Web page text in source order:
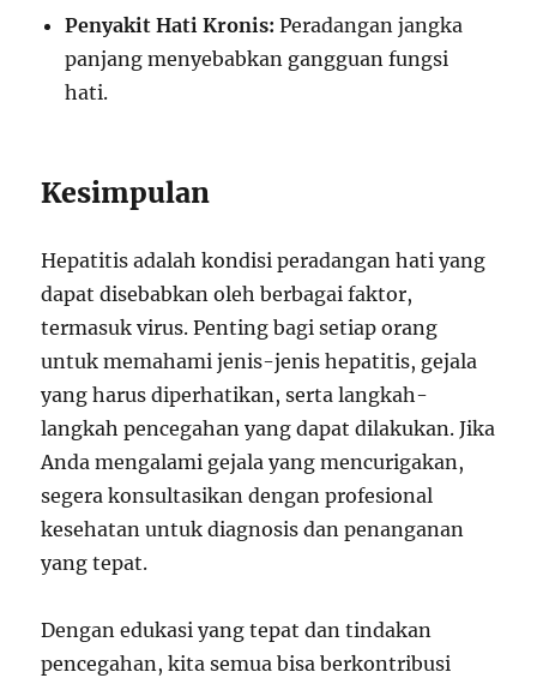
Penyakit Hati Kronis: Peradangan jangka
panjang menyebabkan gangguan fungsi
hati.
Kesimpulan
Hepatitis adalah kondisi peradangan hati yang
dapat disebabkan oleh berbagai faktor,
termasuk virus. Penting bagi setiap orang
untuk memahami jenis-jenis hepatitis, gejala
yang harus diperhatikan, serta langkah-
langkah pencegahan yang dapat dilakukan. Jika
Anda mengalami gejala yang mencurigakan,
segera konsultasikan dengan profesional
kesehatan untuk diagnosis dan penanganan
yang tepat.
Dengan edukasi yang tepat dan tindakan
pencegahan, kita semua bisa berkontribusi